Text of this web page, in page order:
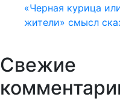
«Черная курица
жители» смысл
Свежие